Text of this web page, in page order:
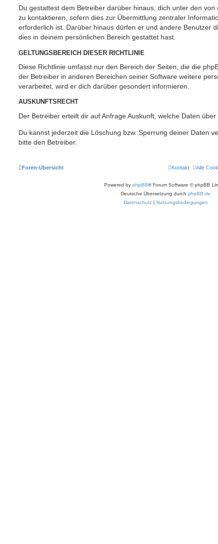
Du gestattest dem Betreiber darüber hinaus, dich unter den
zu kontaktieren, sofern dies zur Übermittlung zentraler
erforderlich ist. Darüber hinaus dürfen er und andere Benutzer
dies in deinem persönlichen Bereich gestattet hast.
GELTUNGSBEREICH DIESER RICHTLINIE
Diese Richtlinie umfasst nur den Bereich der Seiten, die die
der Betreiber in anderen Bereichen seiner Software weitere
verarbeitet, wird er dich darüber gesondert informieren.
AUSKUNFTSRECHT
Der Betreiber erteilt dir auf Anfrage Auskunft, welche Daten
Du kannst jederzeit die Löschung bzw. Sperrung deiner Daten
bitte den Betreiber.
Foren-Übersicht Alle
Kontakt
Powered by phpBB® Forum Software © phpBB
Deutsche Übersetzung durch phpBB.de
Datenschutz
Nutzungsbedingungen